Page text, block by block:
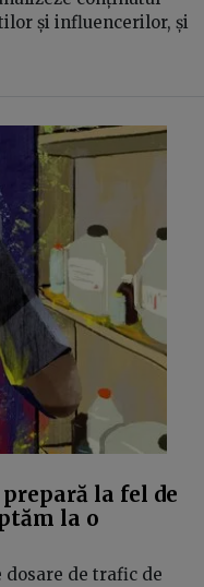
și influencerilor, și
la fel de
la o
dosare de trafic de